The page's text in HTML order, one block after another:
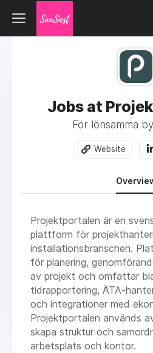
Jobs at
För lönsamma
Website
Projektportalen är en
plattform för
installationsbranschen.
för planering,
av projekt och omfattar
tidrapportering, ÄTA-
och integrationer med
Projektportalen används
skapa struktur och
arbetsplats och kontor.